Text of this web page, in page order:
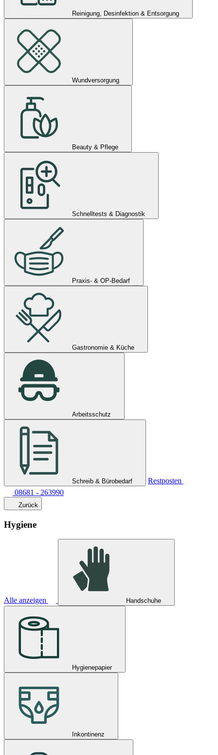
Reinigung, Desinfektion & Entsorgung
Wundversorgung
Beauty & Pflege
Schnelltests & Diagnostik
Praxis- & OP-Bedarf
Gastronomie & Küche
Arbeitsschutz
Schreib & Bürobedarf
Restposten
08681 - 263990
Zurück
Hygiene
Alle anzeigen Handschuhe
Hygienepapier
Inkontinenz